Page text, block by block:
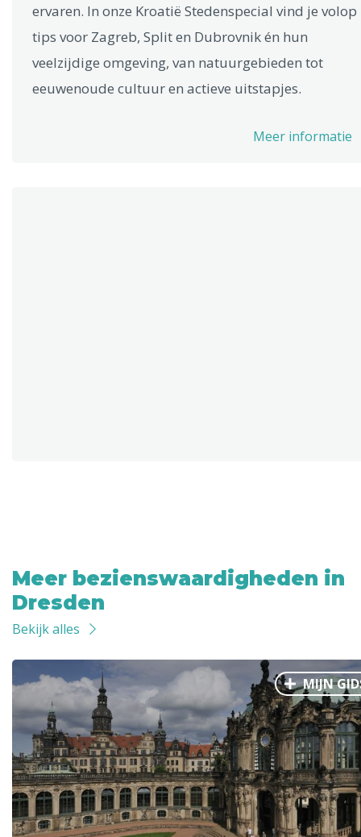
ervaren. In onze Kroatië Stedenspecial vind je volop
tips voor Zagreb, Split en Dubrovnik én hun
veelzijdige omgeving, van natuurgebieden tot
eeuwenoude cultuur en actieve uitstapjes.
Meer informatie
Meer bezienswaardigheden in
Dresden
Bekijk alles
MIJN